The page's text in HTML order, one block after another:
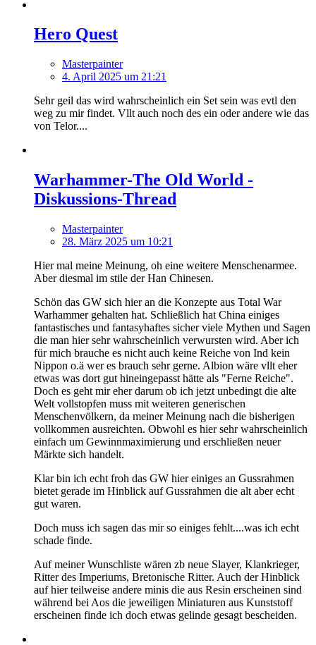
Hero Quest
Masterpainter
4. April 2025 um 21:21
Sehr geil das wird wahrscheinlich ein Set sein was evtl den
weg zu mir findet. Vllt auch noch des ein oder andere wie das
von Telor....
Warhammer-The Old World -
Diskussions-Thread
Masterpainter
28. März 2025 um 10:21
Hier mal meine Meinung, oh eine weitere Menschenarmee.
Aber diesmal im stile der Han Chinesen.
Schön das GW sich hier an die Konzepte aus Total War
Warhammer gehalten hat. Schließlich hat China einiges
fantastisches und fantasyhaftes sicher viele Mythen und Sagen
die man hier sehr wahrscheinlich verwursten wird. Aber ich
für mich brauche es nicht auch keine Reiche von Ind kein
Nippon o.ä wer es brauch sehr gerne. Albion wäre vllt eher
etwas was dort gut hineingepasst hätte als "Ferne Reiche".
Doch es geht mir eher darum ob ich jetzt unbedingt die alte
Welt vollstopfen muss mit weiteren generischen
Menschenvölkern, da meiner Meinung nach die bisherigen
vollkommen ausreichten. Obwohl es hier sehr wahrscheinlich
einfach um Gewinnmaximierung und erschließen neuer
Märkte sich handelt.
Klar bin ich echt froh das GW hier einiges an Gussrahmen
bietet gerade im Hinblick auf Gussrahmen die alt aber echt
gut waren.
Doch muss ich sagen das mir so einiges fehlt....was ich echt
schade finde.
Auf meiner Wunschliste wären zb neue Slayer, Klankrieger,
Ritter des Imperiums, Bretonische Ritter. Auch der Hinblick
auf hier teilweise andere minis die aus Resin erscheinen sind
während bei Aos die jeweiligen Miniaturen aus Kunststoff
erscheinen finde ich doch etwas gelinde gesagt bescheiden.